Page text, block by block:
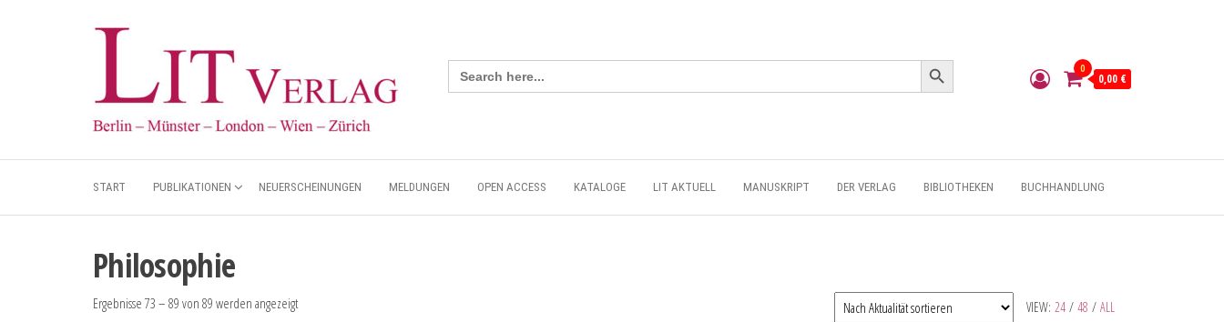
Search
for:
Search Button
0
0,00 €
START PUBLIKATIONEN NEUERSCHEINUNGEN MELDUNGEN OPEN ACCESS KATALOGE LIT AKTUELL MANUSKRIPT DER VERLAG BIBLIOTHEKEN BUCHHANDLUNG
Philosophie
VIEW: 24 / 48 / ALL
Ergebnisse 73 – 89 von 89 werden angezeigt